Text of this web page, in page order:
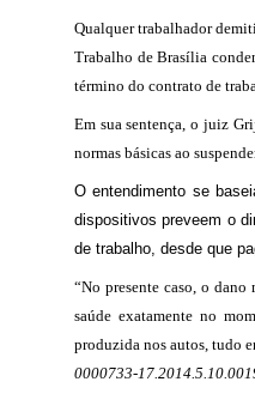
Qualquer trabalhador
Trabalho de Brasília
término do contrato de
Em sua sentença, o juiz
normas básicas ao
O entendimento se
dispositivos preveem o
de trabalho, desde que
“No presente caso, o
saúde exatamente no
produzida nos autos, tudo
0000733-